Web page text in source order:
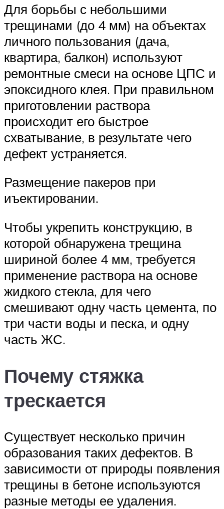
Для борьбы с небольшими
трещинами (до 4 мм) на объектах
личного пользования (дача,
квартира, балкон) используют
ремонтные смеси на основе ЦПС и
эпоксидного клея. При правильном
приготовлении раствора
происходит его быстрое
схватывание, в результате чего
дефект устраняется.
Размещение пакеров при
иъектировании.
Чтобы укрепить конструкцию, в
которой обнаружена трещина
шириной более 4 мм, требуется
применение раствора на основе
жидкого стекла, для чего
смешивают одну часть цемента, по
три части воды и песка, и одну
часть ЖС.
Почему стяжка
трескается
Существует несколько причин
образования таких дефектов. В
зависимости от природы появления
трещины в бетоне используются
разные методы ее удаления.